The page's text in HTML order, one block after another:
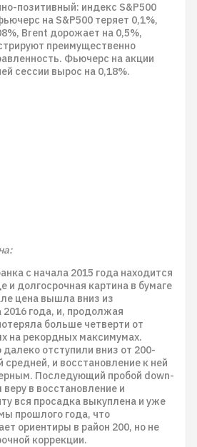
позитивный: индекс S&P500
на S&P500 теряет 0,1%,
Brent дорожает на 0,5%,
преимущественно
Фьючерс на акции
сессии вырос на 0,18%.
с начала 2015 года находится
и долгосрочная картина в бумаге
цена вышла вниз из
года, и, продолжая
больше четверти от
на рекордных максимумах.
отступили вниз от 200-
и восстановление к ней
Последующий пробой down-
в восстановление и
вся просадка выкуплена и уже
прошлого года, что
ориентиры в район 200, но не
коррекции.